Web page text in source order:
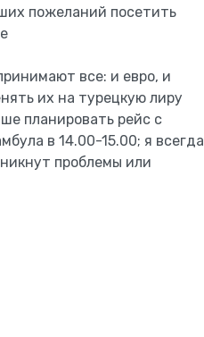
пожеланий посетить
все: и евро, и
их на турецкую лиру
планировать рейс с
в 14.00-15.00; я всегда
проблемы или